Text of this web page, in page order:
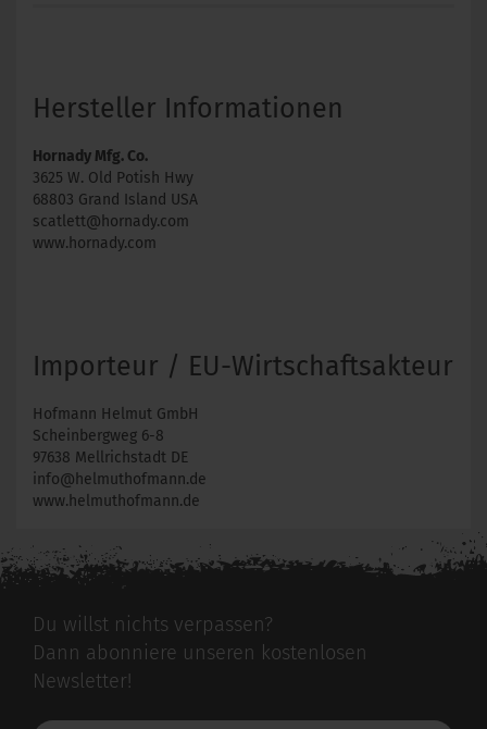
Hersteller Informationen
Hornady Mfg. Co.
3625 W. Old Potish Hwy
68803 Grand Island USA
scatlett@hornady.com
www.hornady.com
Importeur / EU-Wirtschaftsakteur
Hofmann Helmut GmbH
Scheinbergweg 6-8
97638 Mellrichstadt DE
info@helmuthofmann.de
www.helmuthofmann.de
Du willst nichts verpassen?
Dann abonniere unseren kostenlosen
Newsletter!